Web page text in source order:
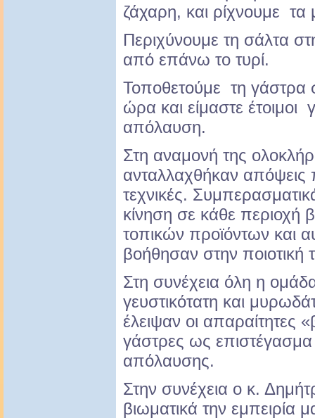
ζάχαρη, και ρίχνουμε τα
Περιχύνουμε τη σάλτα
από επάνω το τυρί.
Τοποθετούμε τη γάστρα
ώρα και είμαστε έτοιμοι
απόλαυση.
Στη αναμονή της
ανταλλαχθήκαν απόψεις
τεχνικές.
κίνηση σε κάθε περιοχή
τοπικών προϊόντων και
βοήθησαν στην ποιοτική
Στη συνέχεια όλη η
γευστικότατη και
έλειψαν οι απαραίτητες
γάστρες ως επιστέγασμα
απόλαυσης.
Στην συνέχεια ο κ.
βιωματικά την εμπειρία